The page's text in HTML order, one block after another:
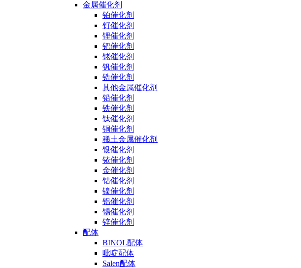
金属催化剂
铂催化剂
钌催化剂
锂催化剂
钯催化剂
铑催化剂
钒催化剂
锆催化剂
其他金属催化剂
铅催化剂
铁催化剂
钛催化剂
铜催化剂
稀土金属催化剂
银催化剂
铱催化剂
金催化剂
钴催化剂
镍催化剂
铝催化剂
锡催化剂
锌催化剂
配体
BINOL配体
吡啶配体
Salen配体